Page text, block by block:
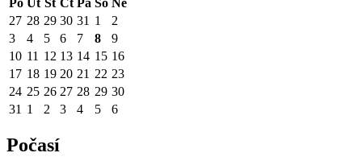
27 28 29 30 31 1
2
3
4 5 6 7 8
9
10 11 12 13 14 15 16
17 18 19 20 21 22 23
24 25 26 27 28 29 30
31 1 2 3 4 5 6
Počasí